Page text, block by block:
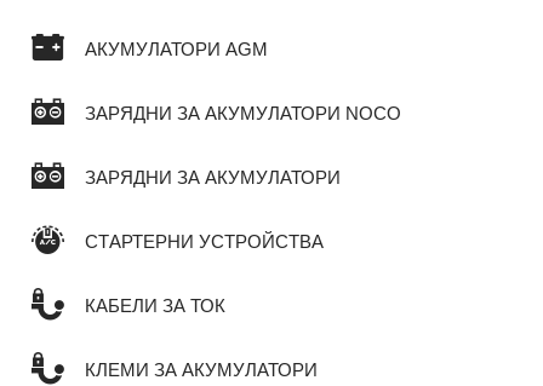
АКУМУЛАТОРИ AGM
ЗАРЯДНИ ЗА АКУМУЛАТОРИ NOCO
ЗАРЯДНИ ЗА АКУМУЛАТОРИ
СТАРТЕРНИ УСТРОЙСТВА
КАБЕЛИ ЗА ТОК
КЛЕМИ ЗА АКУМУЛАТОРИ